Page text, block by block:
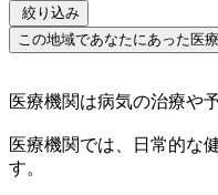
絞り込み
この地域であなたにあった医
医療機関は病気の治療や
医療機関では、日常的な
す。